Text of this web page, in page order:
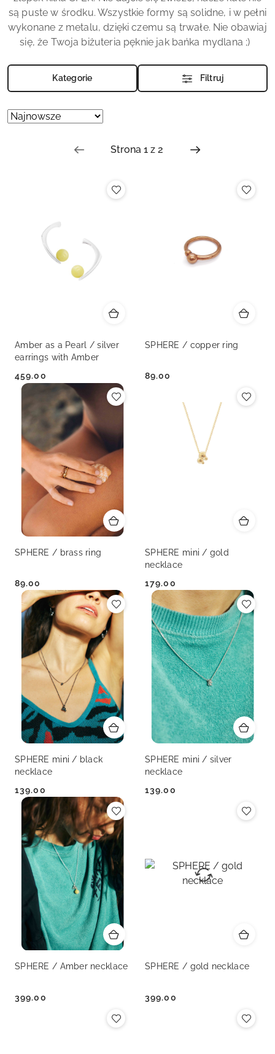
są puste w środku. Wszystkie formy są solidne, i w pełni
wykonane z metalu, dzięki czemu są trwałe. Nie obawiaj
się, że Twoja biżuteria pęknie jak bańka mydlana ;)
Kategorie Filtruj
Zastosowano
Sortuj
Amber as a Pearl / silver
earrings with Amber
Cena:
459.00
SPHERE / copper ring
Cena:
89.00
SPHERE / brass ring
Cena:
89.00
SPHERE mini / gold
necklace
Cena:
179.00
SPHERE mini / black
necklace
Cena:
139.00
SPHERE mini / silver
necklace
Cena:
139.00
SPHERE / Amber necklace
Cena:
399.00
SPHERE / gold necklace
Cena:
399.00